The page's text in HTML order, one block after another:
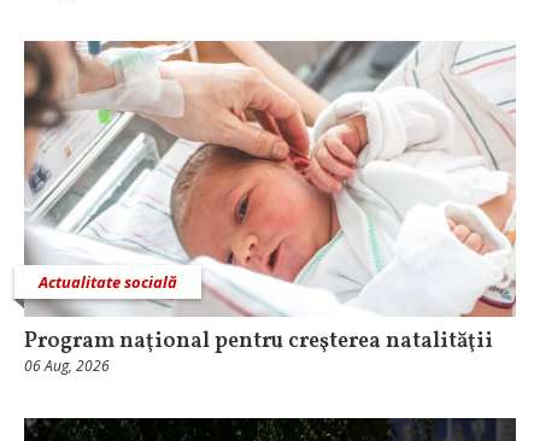
Actualitate socială
Program naţional pentru creşterea natalităţii
06 Aug, 2026